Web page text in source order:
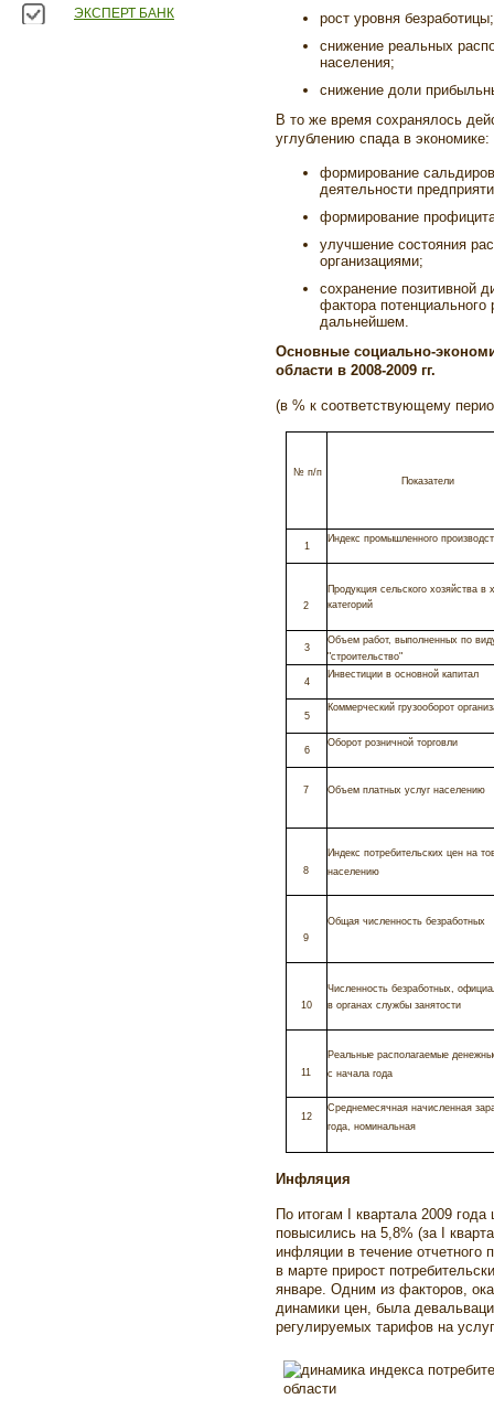
ЭКСПЕРТ БАНК
рост уровня безработицы;
снижение реальных
населения;
снижение доли
В то же время сохранялось
углублению спада в экономике:
формирование
деятельности
формирование
улучшение состояния
организациями;
сохранение позитивной
фактора потенциального
дальнейшем.
Основные социально-
области в 2008-2009 гг.
(в % к соответствующему
№п/п
Показатели
1
Индекс промышленного
2
Продукция сельского хозяйства в
категорий
3
Объем работ, выполненных по
"строительство"
4
Инвестиции в основной капитал
5
Коммерческий грузооборот
6
Оборот розничной торговли
7 Объем платных услуг населению
8
Индекс потребительских цен на
населению
9
Общая численность безработных
10
Численность безработных,
в органах службы занятости
11
Реальные располагаемые
с начала года
12
Среднемесячная начисленная
года, номинальная
Инфляция
По итогам I квартала 2009
повысились на 5,8% (за I
инфляции в течение отчетного
в марте прирост
январе. Одним из факторов,
динамики цен, была
регулируемых тарифов на